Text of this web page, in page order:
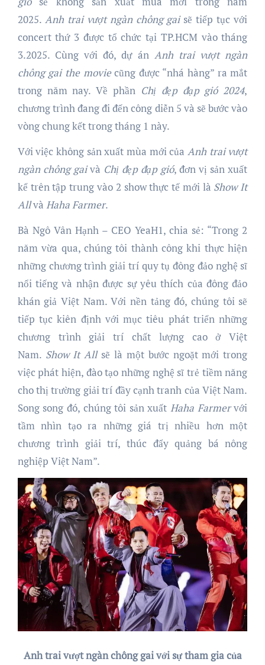
2025. Anh trai vượt ngàn chông gai sẽ tiếp tục với
concert thứ 3 được tổ chức tại TP.HCM vào tháng
3.2025. Cùng với đó, dự án Anh trai vượt ngàn
chông gai the moviecũng được “nhá hàng” ra mắt
trong năm nay. Về phần Chị đẹp đạp gió 2024,
chương trình đang đi đến công diễn 5 và sẽ bước vào
vòng chung kết trong tháng 1 này.
Với việc không sản xuất mùa mới của Anh trai vượt
ngàn chông gaivà Chị đẹp đạp gió, đơn vị sản xuất
kể trên tập trung vào 2 show thực tế mới là Show It
Allvà Haha Farmer.
Bà Ngô Vân Hạnh – CEO YeaH1, chia sẻ: “Trong 2
năm vừa qua, chúng tôi thành công khi thực hiện
những chương trình giải trí quy tụ đông đảo nghệ sĩ
nổi tiếng và nhận được sự yêu thích của đông đảo
khán giả Việt Nam. Với nền tảng đó, chúng tôi sẽ
tiếp tục kiên định với mục tiêu phát triển những
chương trình giải trí chất lượng cao ở Việt
Nam. Show It Allsẽ là một bước ngoặt mới trong
việc phát hiện, đào tạo những nghệ sĩ trẻ tiềm năng
cho thị trường giải trí đầy cạnh tranh của Việt Nam.
Song song đó, chúng tôi sản xuấtHaha Farmervới
tầm nhìn tạo ra những giá trị nhiều hơn một
chương trình giải trí, thúc đẩy quảng bá nông
nghiệp Việt Nam”.
Anh trai vượt ngàn chông gai với sự tham gia của